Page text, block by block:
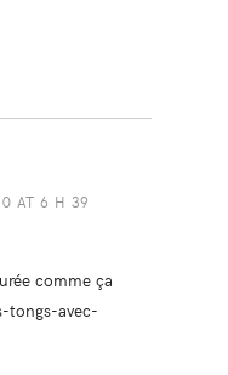
AT 6 H 39
comme ça
tongs-avec-